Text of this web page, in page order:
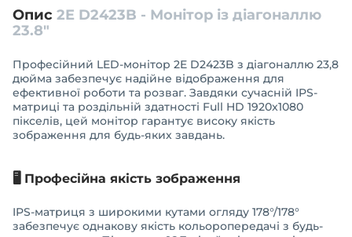
Опис 2E D2423B - Монітор із діагоналлю
23.8″
Професійний LED-монітор 2E D2423B з діагоналлю 23,8
дюйма забезпечує надійне відображення для
ефективної роботи та розваг. Завдяки сучасній IPS-
матриці та роздільній здатності Full HD 1920x1080
пікселів, цей монітор гарантує високу якість
зображення для будь-яких завдань.
🖥️ Професійна якість зображення
IPS-матриця з широкими кутами огляду 178°/178°
забезпечує однакову якість кольоропередачі з будь-